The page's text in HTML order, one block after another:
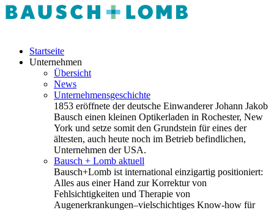
Startseite
Unternehmen
Übersicht
News
Unternehmensgeschichte
1853 eröffnete der deutsche Einwanderer Johann Jakob
Bausch einen kleinen Optikerladen in Rochester, New
York und setze somit den Grundstein für eines der
ältesten, auch heute noch im Betrieb befindlichen,
Unternehmen der USA.
Bausch + Lomb aktuell
Bausch+Lomb ist international einzigartig positioniert:
Alles aus einer Hand zur Korrektur von
Fehlsichtigkeiten und Therapie von
Augenerkrankungen–vielschichtiges Know-how für